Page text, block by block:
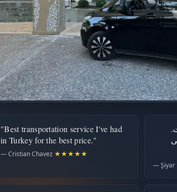
"Best transportation service I've had
in Turkey for the best price."
— Cristian Chavez ★★★★★
— Şiyar